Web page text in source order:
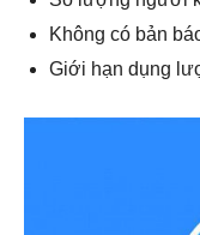
Không có bản
Giới hạn dụng